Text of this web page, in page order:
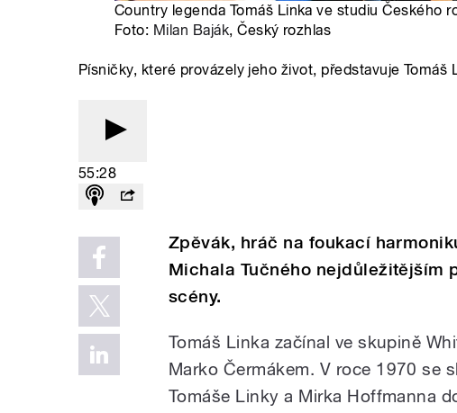
Country legenda Tomáš Linka ve studiu Českého
Foto: Milan Baják, Český rozhlas
Písničky, které provázely jeho život, představuje Tomáš
55:28
Zpěvák, hráč na foukací
Michala Tučného nejdůležitějším
scény.
Tomáš Linka začínal ve skupině
Marko Čermákem. V roce 1970 se
Tomáše Linky a Mirka Hoffmanna